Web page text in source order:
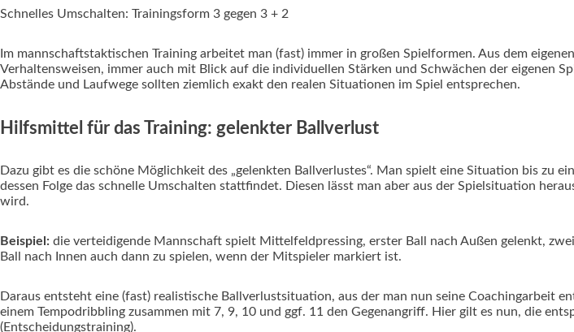
Schnelles Umschalten: Trainingsform 3 gegen 3 + 2
Im mannschaftstaktischen Training arbeitet man (fast) immer in großen Spielformen. Aus dem
Verhaltensweisen, immer auch mit Blick auf die individuellen Stärken und Schwächen der eigenen
Abstände und Laufwege sollten ziemlich exakt den realen Situationen im Spiel entsprechen.
Hilfsmittel für das Training: gelenkter Ballverlust
Dazu gibt es die schöne Möglichkeit des „gelenkten Ballverlustes“. Man spielt eine Situation bis zu
dessen Folge das schnelle Umschalten stattfindet. Diesen lässt man aber aus der Spielsituation
wird.
Beispiel: die verteidigende Mannschaft spielt Mittelfeldpressing, erster Ball nach Außen gelenkt,
Ball nach Innen auch dann zu spielen, wenn der Mitspieler markiert ist.
Daraus entsteht eine (fast) realistische Ballverlustsituation, aus der man nun seine Coachingarbeit
einem Tempodribbling zusammen mit 7, 9, 10 und ggf. 11 den Gegenangriff. Hier gilt es nun, die
(Entscheidungstraining).